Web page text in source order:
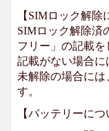
【SIMロック解除
SIMロック解除済
フリー」の記載を
記載がない場合
未解除の場合に
す。
【バッテリーにつ